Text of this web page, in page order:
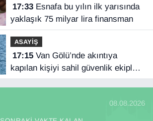
17:33Esnafa bu yılın ilk yarısında
yaklaşık 75 milyar lira finansman
ASAYİŞ
17:15Van Gölü’nde akıntıya
kapılan kişiyi sahil güvenlik ekipleri
kurtardı
08.08.2026